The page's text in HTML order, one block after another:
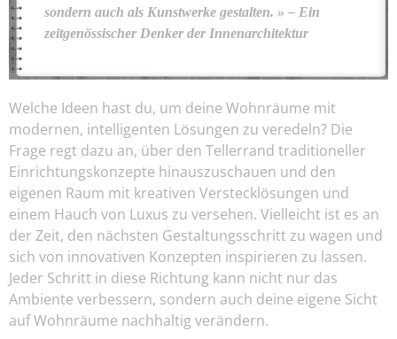
sondern auch als Kunstwerke gestalten. » – Ein
zeitgenössischer Denker der Innenarchitektur
Welche Ideen hast du, um deine Wohnräume mit
modernen, intelligenten Lösungen zu veredeln? Die
Frage regt dazu an, über den Tellerrand traditioneller
Einrichtungskonzepte hinauszuschauen und den
eigenen Raum mit kreativen Verstecklösungen und
einem Hauch von Luxus zu versehen. Vielleicht ist es an
der Zeit, den nächsten Gestaltungsschritt zu wagen und
sich von innovativen Konzepten inspirieren zu lassen.
Jeder Schritt in diese Richtung kann nicht nur das
Ambiente verbessern, sondern auch deine eigene Sicht
auf Wohnräume nachhaltig verändern.